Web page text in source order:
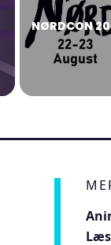
NØRDCON